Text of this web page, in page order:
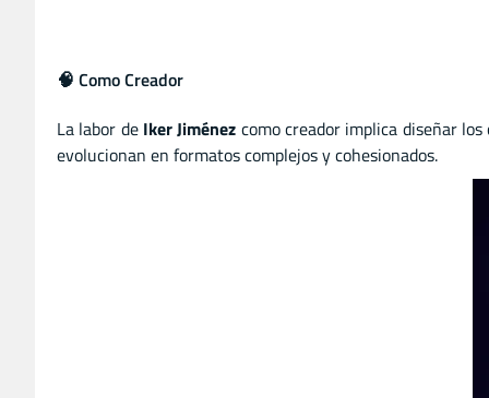
🧠 Como Creador
La labor de Iker Jiménez como creador implica diseñar
evolucionan en formatos complejos y cohesionados.